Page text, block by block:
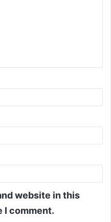
website in this
I comment.